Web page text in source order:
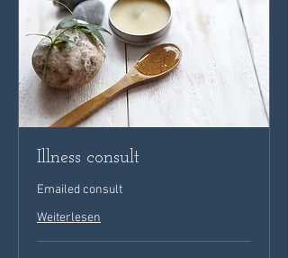
Illness consult
Emailed consult
Weiterlesen